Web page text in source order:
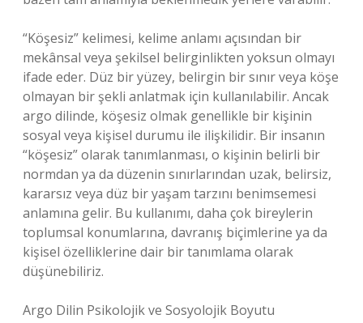
“Köşesiz” kelimesi, kelime anlamı açısından bir
mekânsal veya şekilsel belirginlikten yoksun olmayı
ifade eder. Düz bir yüzey, belirgin bir sınır veya köşe
olmayan bir şekli anlatmak için kullanılabilir. Ancak
argo dilinde, köşesiz olmak genellikle bir kişinin
sosyal veya kişisel durumu ile ilişkilidir. Bir insanın
“köşesiz” olarak tanımlanması, o kişinin belirli bir
normdan ya da düzenin sınırlarından uzak, belirsiz,
kararsız veya düz bir yaşam tarzını benimsemesi
anlamına gelir. Bu kullanımı, daha çok bireylerin
toplumsal konumlarına, davranış biçimlerine ya da
kişisel özelliklerine dair bir tanımlama olarak
düşünebiliriz.
Argo Dilin Psikolojik ve Sosyolojik Boyutu